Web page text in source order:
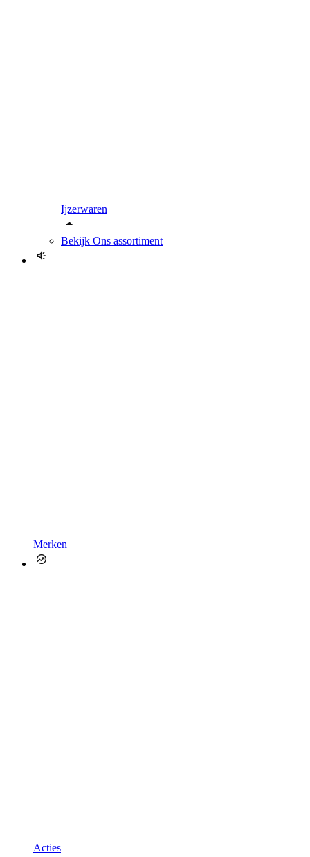
Ijzerwaren
Bekijk Ons assortiment
Merken
Acties